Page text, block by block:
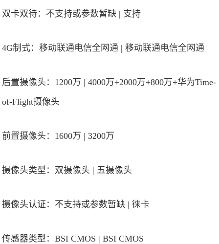
双卡双待：不支持或参数暂缺 | 支持
4G制式：移动联通电信全网通 | 移动联通电信全网通
后置摄像头：1200万 | 4000万+2000万+800万+华为Time-
of-Flight摄像头
前置摄像头：1600万 | 3200万
摄像头类型：双摄像头 | 五摄像头
摄像头认证：不支持或参数暂缺 | 徕卡
传感器类型：BSI CMOS | BSI CMOS